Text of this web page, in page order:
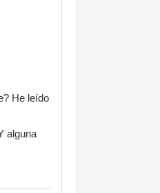
He leído
alguna